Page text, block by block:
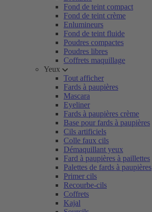
Fond de teint compact
Fond de teint crème
Enlumineurs
Fond de teint fluide
Poudres compactes
Poudres libres
Coffrets maquillage
Yeux
Tout afficher
Fards à paupières
Mascara
Eyeliner
Fards à paupières crème
Base pour fards à paupières
Cils artificiels
Colle faux cils
Démaquillant yeux
Fard à paupières à paillettes
Palettes de fards à paupières
Primer cils
Recourbe-cils
Coffrets
Kajal